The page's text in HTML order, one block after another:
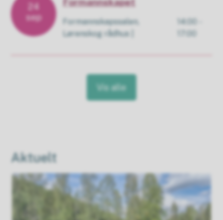
24
sep
Formannskapssalen,
Lørenskog rådhus
14:00 -
17:00
Vis alle
Aktuelt